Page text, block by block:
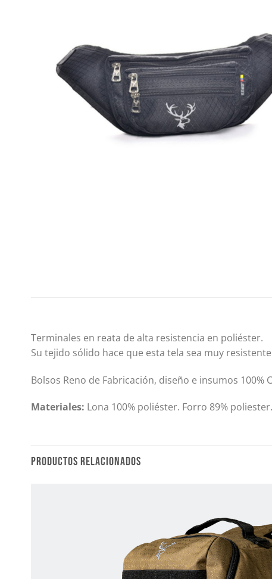
Terminales en reata de alta resistencia en poliéster.
Su tejido sólido hace que esta tela sea muy
Bolsos Reno de Fabricación, diseño e insumos 100%
Materiales: Lona 100% poliéster. Forro 89%
PRODUCTOS RELACIONADOS